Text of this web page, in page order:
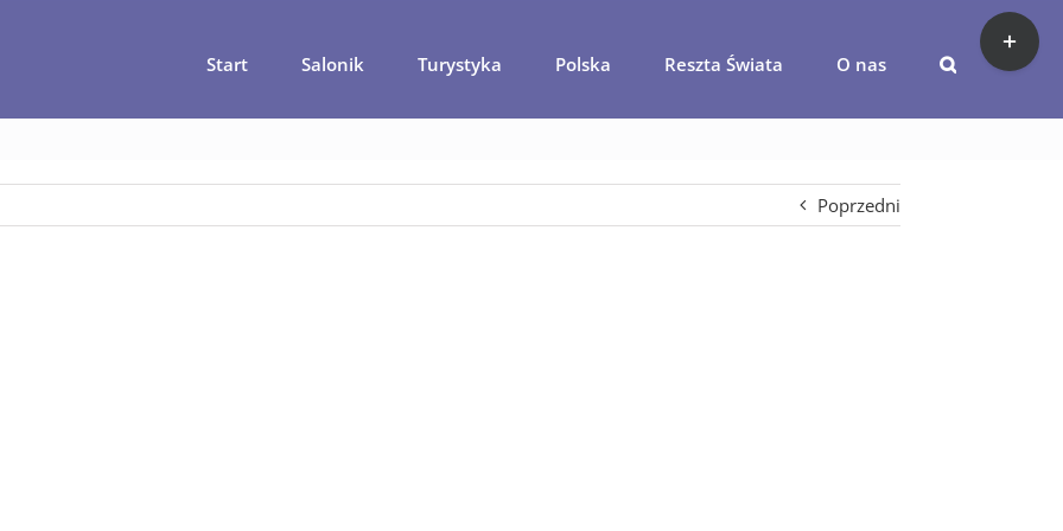
Start Salonik Turystyka Polska Reszta Świata O nas
Mamajuana – robimy karaibską viagrę z rumem
Poprzedni
Toggle
Sliding
Bar